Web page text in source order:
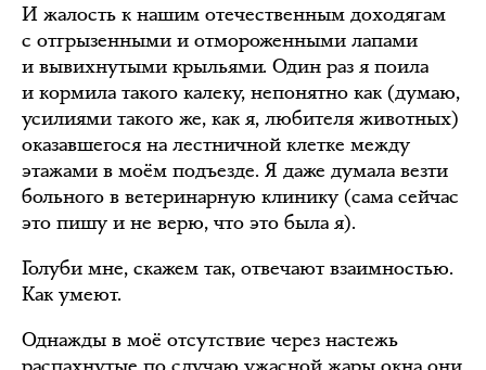
И жалость к нашим отечественным доходягам
с отгрызенными и отмороженными лапами
и вывихнутыми крыльями. Один раз я поила
и кормила такого калеку, непонятно как (думаю,
усилиями такого же, как я, любителя животных)
оказавшегося на лестничной клетке между
этажами в моём подъезде. Я даже думала везти
больного в ветеринарную клинику (сама сейчас
это пишу и не верю, что это была я).
Голуби мне, скажем так, отвечают взаимностью.
Как умеют.
Однажды в моё отсутствие через настежь